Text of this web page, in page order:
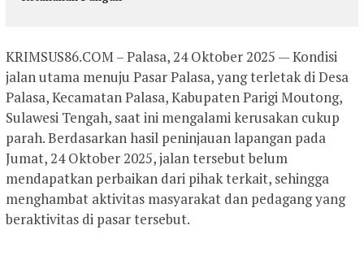
KRIMSUS86.COM – Palasa, 24 Oktober 2025 — Kondisi
jalan utama menuju Pasar Palasa, yang terletak di Desa
Palasa, Kecamatan Palasa, Kabupaten Parigi Moutong,
Sulawesi Tengah, saat ini mengalami kerusakan cukup
parah. Berdasarkan hasil peninjauan lapangan pada
Jumat, 24 Oktober 2025, jalan tersebut belum
mendapatkan perbaikan dari pihak terkait, sehingga
menghambat aktivitas masyarakat dan pedagang yang
beraktivitas di pasar tersebut.